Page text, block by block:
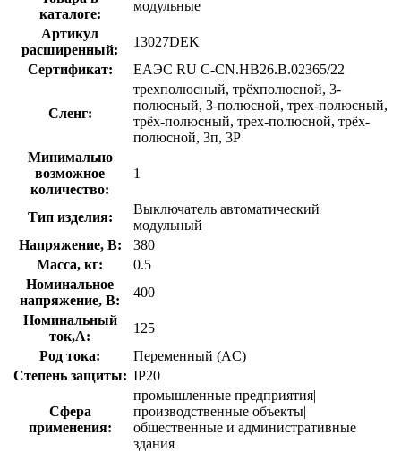
каталоге:
модульные
Артикул
расширенный:
13027DEK
Сертификат:
ЕАЭС RU С-CN.НВ26.В.02365/22
Сленг:
трехполюсный, трёхполюсной, 3-
полюсный, 3-полюсной, трех-полюсный,
трёх-полюсный, трех-полюсной, трёх-
полюсной, 3п, 3P
Минимально
возможное
количество:
1
Тип изделия:
Выключатель автоматический
модульный
Напряжение, В:
380
Масса, кг:
0.5
Номинальное
напряжение, В:
400
Номинальный
ток,А:
125
Род тока:
Переменный (AC)
Степень защиты: IP20
Сфера
применения:
промышленные предприятия|
производственные объекты|
общественные и административные
здания